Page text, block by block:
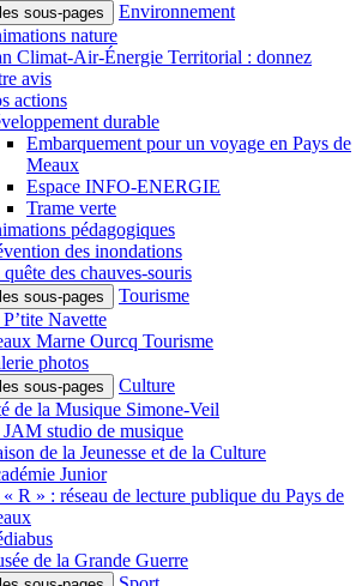
sous-pages
Environnement
nature
Climat-Air-Énergie Territorial : donnez
avis
actions
durable
Embarquement pour un voyage en Pays de
Meaux
Espace INFO-ENERGIE
Trame verte
pédagogiques
des inondations
des chauves-souris
sous-pages
Tourisme
Navette
Marne Ourcq Tourisme
photos
sous-pages
Culture
de la Musique Simone-Veil
studio de musique
de la Jeunesse et de la Culture
Junior
R » : réseau de lecture publique du Pays de
de la Grande Guerre